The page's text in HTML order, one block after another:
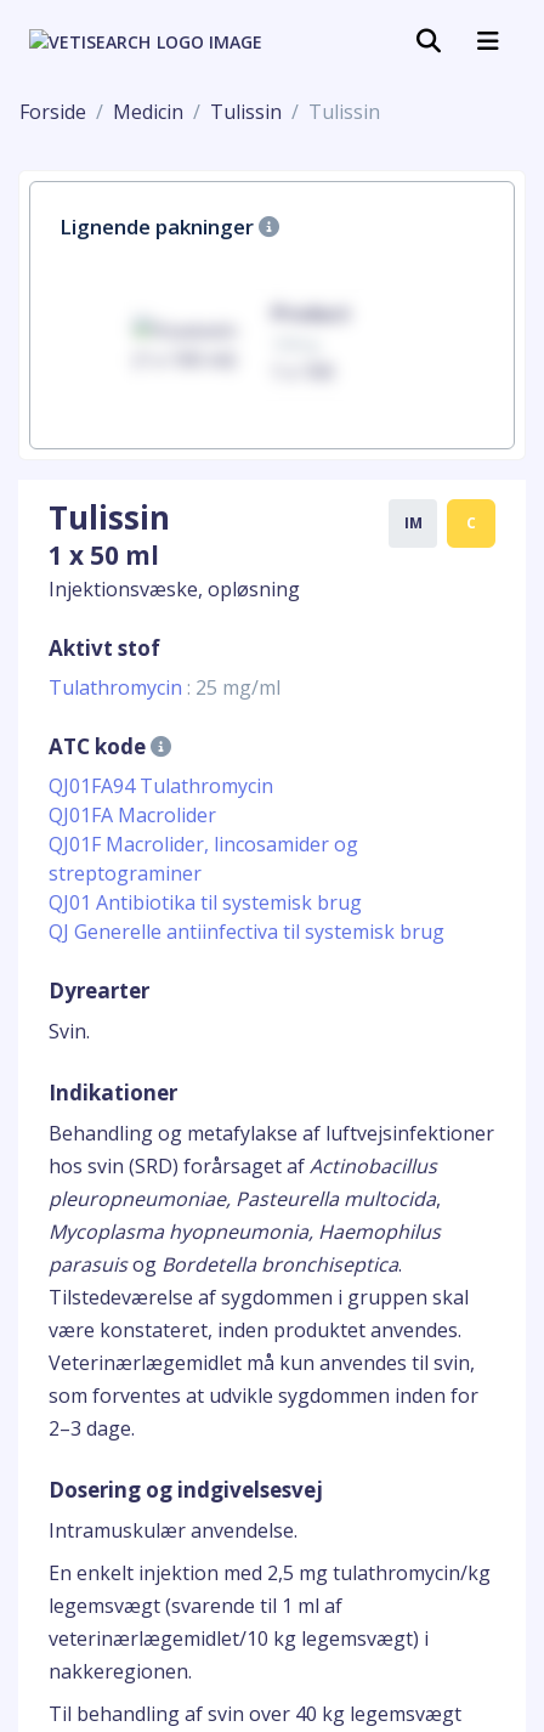
Forside Medicin Tulissin Tulissin
Lignende pakninger
Product
Tulissin
1 x 50 ml
Injektionsvæske, opløsning
IM C
Aktivt stof
Tulathromycin : 25 mg/ml
ATC kode
QJ01FA94 Tulathromycin
QJ01FA Macrolider
QJ01F Macrolider, lincosamider og
streptograminer
QJ01 Antibiotika til systemisk brug
QJ Generelle antiinfectiva til systemisk brug
Dyrearter
Svin.
Indikationer
Behandling og metafylakse af luftvejsinfektioner
hos svin (SRD) forårsaget afActinobacillus
pleuropneumoniae, Pasteurella multocida,
Mycoplasma hyopneumonia, Haemophilus
parasuisog Bordetella bronchiseptica.
Tilstedeværelse af sygdommen i gruppen skal
være konstateret, inden produktet anvendes.
Veterinærlægemidlet må kun anvendes til svin,
som forventes at udvikle sygdommen inden for
2–3 dage.
Dosering og indgivelsesvej
Intramuskulær anvendelse.
En enkelt injektion med 2,5 mg tulathromycin/kg
legemsvægt (svarende til 1 ml af
veterinærlægemidlet/10 kg legemsvægt) i
nakkeregionen.
Til behandling af svin over 40 kg legemsvægt